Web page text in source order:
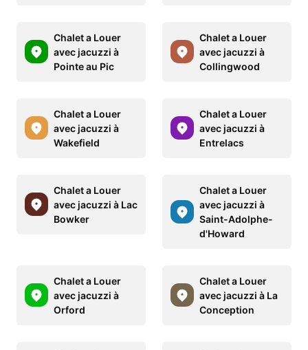
Chalet a Louer
avec jacuzzi à
Pointe au Pic
Chalet a Louer
avec jacuzzi à
Collingwood
Chalet a Louer
avec jacuzzi à
Wakefield
Chalet a Louer
avec jacuzzi à
Entrelacs
Chalet a Louer
avec jacuzzi à Lac
Bowker
Chalet a Louer
avec jacuzzi à
Saint-Adolphe-
d'Howard
Chalet a Louer
avec jacuzzi à
Orford
Chalet a Louer
avec jacuzzi à La
Conception